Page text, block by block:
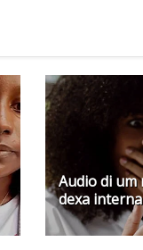
Audio di um
dexa